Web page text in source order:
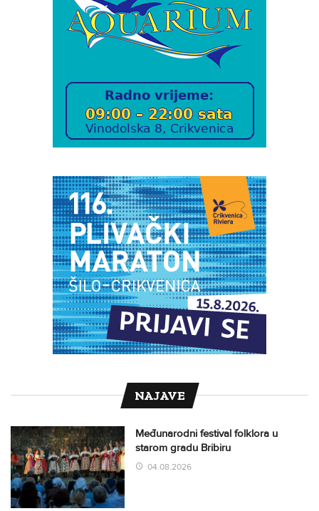
NAJAVE
Međunarodni festival folklora u
starom gradu Bribiru
04.08.2026